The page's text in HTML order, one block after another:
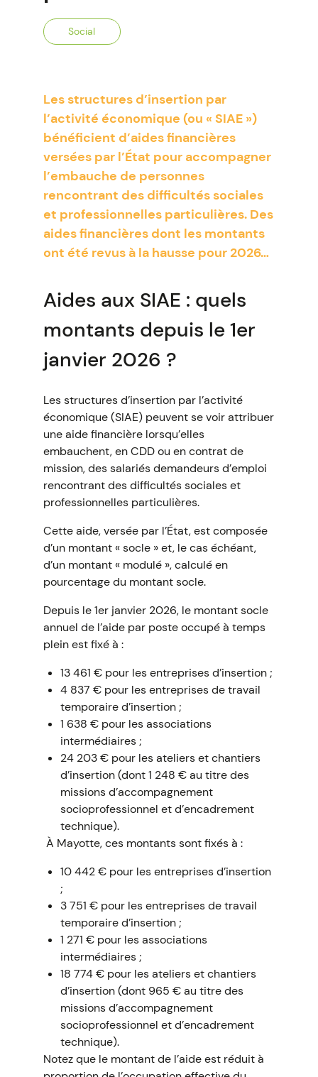
Social
Les structures d’insertion par
l’activité économique (ou « SIAE »)
bénéficient d’aides financières
versées par l’État pour accompagner
l’embauche de personnes
rencontrant des difficultés sociales
et professionnelles particulières. Des
aides financières dont les montants
ont été revus à la hausse pour 2026…
Aides aux SIAE : quels
montants depuis le 1er
janvier 2026 ?
Les structures d’insertion par l’activité
économique (SIAE) peuvent se voir attribuer
une aide financière lorsqu’elles
embauchent, en CDD ou en contrat de
mission, des salariés demandeurs d’emploi
rencontrant des difficultés sociales et
professionnelles particulières.
Cette aide, versée par l’État, est composée
d’un montant « socle » et, le cas échéant,
d’un montant « modulé », calculé en
pourcentage du montant socle.
Depuis le 1er janvier 2026, le montant socle
annuel de l’aide par poste occupé à temps
plein est fixé à :
13 461 € pour les entreprises d’insertion ;
4 837 € pour les entreprises de travail
temporaire d’insertion ;
1 638 € pour les associations
intermédiaires ;
24 203 € pour les ateliers et chantiers
d’insertion (dont 1 248 € au titre des
missions d’accompagnement
socioprofessionnel et d’encadrement
technique).
À Mayotte, ces montants sont fixés à :
10 442 € pour les entreprises d’insertion
;
3 751 € pour les entreprises de travail
temporaire d’insertion ;
1 271 € pour les associations
intermédiaires ;
18 774 € pour les ateliers et chantiers
d’insertion (dont 965 € au titre des
missions d’accompagnement
socioprofessionnel et d’encadrement
technique).
Notez que le montant de l’aide est réduit à